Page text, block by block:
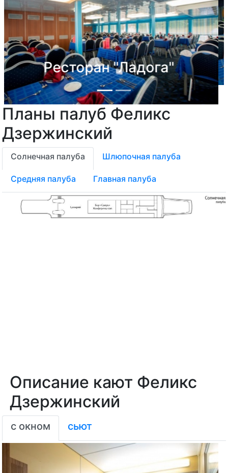
Ресторан "Волга"
Previous
Next
Планы палуб Феликс
Дзержинский
Солнечная палуба Шлюпочная палуба
Средняя палуба Главная палуба
Дзержинский
с окном сьют